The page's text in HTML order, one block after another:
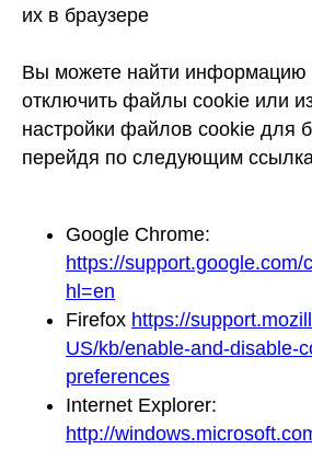
их в браузере
Вы можете найти информацию
отключить файлы cookie или
настройки файлов cookie для
перейдя по следующим
Google Chrome:
https://
hl=en
Firefox https://
US/kb/enable-and-disable-
preferences
Internet Explorer:
http://